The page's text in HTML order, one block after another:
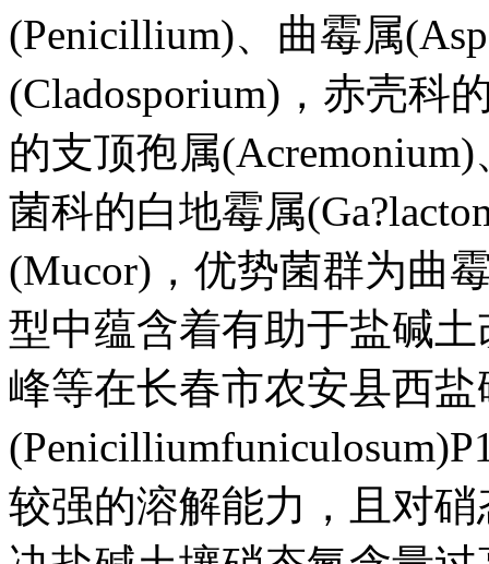
(Penicillium)、曲霉属
(Cladosporium)，赤壳科
的支顶孢属
菌科的白地霉属
(Mucor)，优势菌群为曲
型中蕴含着有助于盐碱
峰等在长春市农安县西
较强的溶解能力，且对